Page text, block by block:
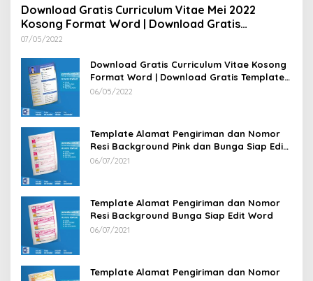
Download Gratis Curriculum Vitae Mei 2022
Kosong Format Word | Download Gratis
Template CV Lamaran Kerja Doc Bisa Diedit
07/05/2022
Download Gratis Curriculum Vitae Kosong
Format Word | Download Gratis Template
CV Lamaran Kerja Doc Mudah Diedit
06/05/2022
Template Alamat Pengiriman dan Nomor
Resi Background Pink dan Bunga Siap Edit
Word
06/07/2021
Template Alamat Pengiriman dan Nomor
Resi Background Bunga Siap Edit Word
06/07/2021
Template Alamat Pengiriman dan Nomor